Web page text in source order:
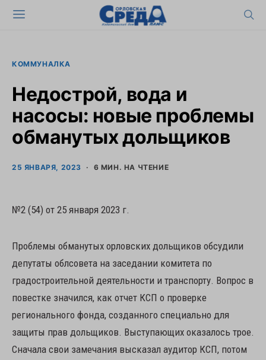
КОММУНАЛКА
Недострой, вода и
насосы: новые проблемы
обманутых дольщиков
25 ЯНВАРЯ, 2023 6 МИН. НА ЧТЕНИЕ
№2 (54) от 25 января 2023 г.
Проблемы обманутых орловских дольщиков обсудили
депутаты облсовета на заседании комитета по
градостроительной деятельности и транспорту. Вопрос в
повестке значился, как отчет КСП о проверке
регионального фонда, созданного специально для
защиты прав дольщиков. Выступающих оказалось трое.
Сначала свои замечания высказал аудитор КСП, потом